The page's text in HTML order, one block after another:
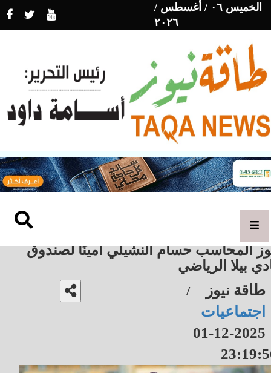
الخميس ٠٦ / أغسطس /
٢٠٢٦
المحاسب حسام النشيلي أمينًا لصندوق
بيلا الرياضي
طاقة نيوز /
اجتماعيات
2025-12-01